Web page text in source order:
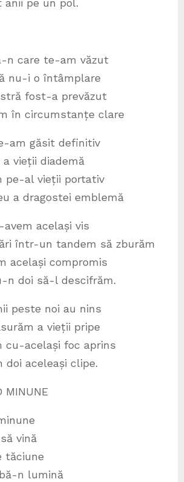
anii pe un pol.
n care te-am văzut
nu-i o întâmplare
fost-a prevăzut
în circumstanțe clare
am găsit definitiv
vieții diademă
pe-al vieții portativ
a dragostei emblemă
același vis
într-un tandem să zburăm
același compromis
n doi să-l descifrăm.
peste noi au nins
a vieții pripe
cu-același foc aprins
doi aceleași clipe.
MINUNE
vină
tăciune
n lumină